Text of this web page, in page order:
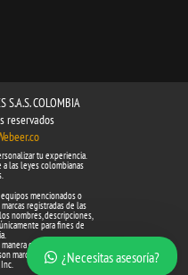
S.A.S. COLOMBIA
reservados
tu experiencia.
las leyes colombianas
mencionados o
registradas de las
nombres, descripciones,
para fines de
con ninguno de los
marcas registradas de¿Necesitas asesoría?